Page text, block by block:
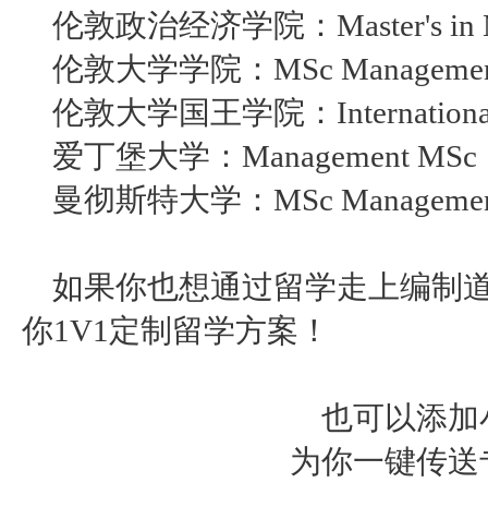
伦敦政治经济学院： Master's in
伦敦大学学院： MSc
伦敦大学国王学院：
爱丁堡大学： Management MSc
曼彻斯特大学： MSc
如果你也想通过留学走上编制
你1V1定制留学方案！
也可以添
为你一键传